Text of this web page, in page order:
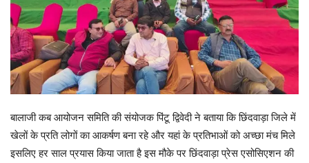
बालाजी कब आयोजन समिति की संयोजक पिंटू द्विवेदी ने बताया कि छिंदवाड़ा जिले में
खेलों के प्रति लोगों का आकर्षण बना रहे और यहां के प्रतिभाओं को अच्छा मंच मिले
इसलिए हर साल प्रयास किया जाता है इस मौके पर छिंदवाड़ा प्रेस एसोसिएशन की